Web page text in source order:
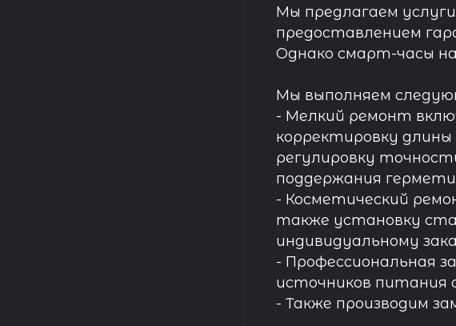
Мы предлагаем
предоставлением
Однако смарт-часы
Мы выполняем
- Мелкий ремонт
корректировку
регулировку
поддержания
- Косметический
также установку
индивидуальному
- Профессиональная
источников питания
- Также производим